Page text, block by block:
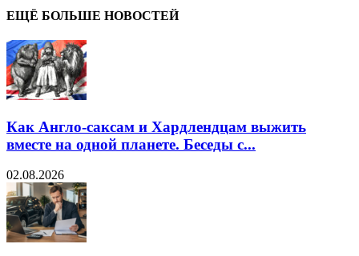
ЕЩЁ БОЛЬШЕ НОВОСТЕЙ
Как Англо-саксам и Хардлендцам выжить
вместе на одной планете. Беседы с...
02.08.2026